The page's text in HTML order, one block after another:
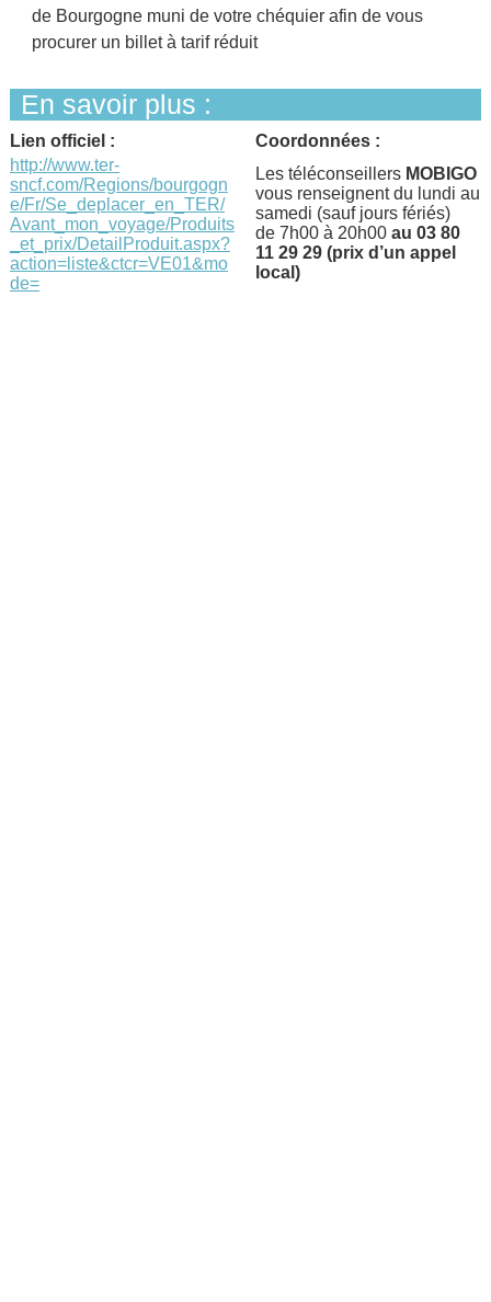
de Bourgogne muni de votre chéquier afin de vous
procurer un billet à tarif réduit
En savoir plus :
Lien officiel :
http://www.ter-
sncf.com/Regions/bourgogn
e/Fr/Se_deplacer_en_TER/
Avant_mon_voyage/Produits
_et_prix/DetailProduit.aspx?
action=liste&ctcr=VE01&mo
de=
Coordonnées :
Les téléconseillers MOBIGO
vous renseignent du lundi au
samedi (sauf jours fériés)
de 7h00 à 20h00 au 03 80
11 29 29 (prix d’un appel
local)